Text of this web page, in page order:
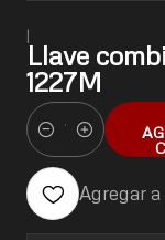
|
Llave
1227M
Cantidad
Agregar